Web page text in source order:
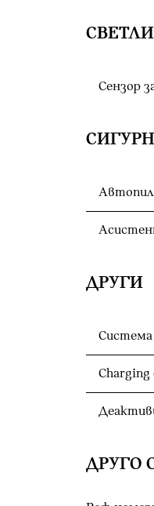
Сензор
ДРУГИ
Система
Charging
ДРУГО